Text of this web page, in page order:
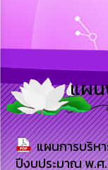
ดำเนิน
งาน
การ
ให้
บริการ
แผ
แผนการบริห
ปีงบประมาณ พ.